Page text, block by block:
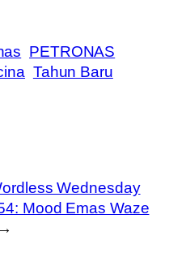
PETRONAS
Tahun Baru
Wednesday
Mood Emas Waze
→